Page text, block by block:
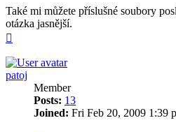
Také mi můžete příslušné soubory
otázka jasnější.
patoj
Member
Posts: 13
Joined: Fri Feb 20, 2009 1:39